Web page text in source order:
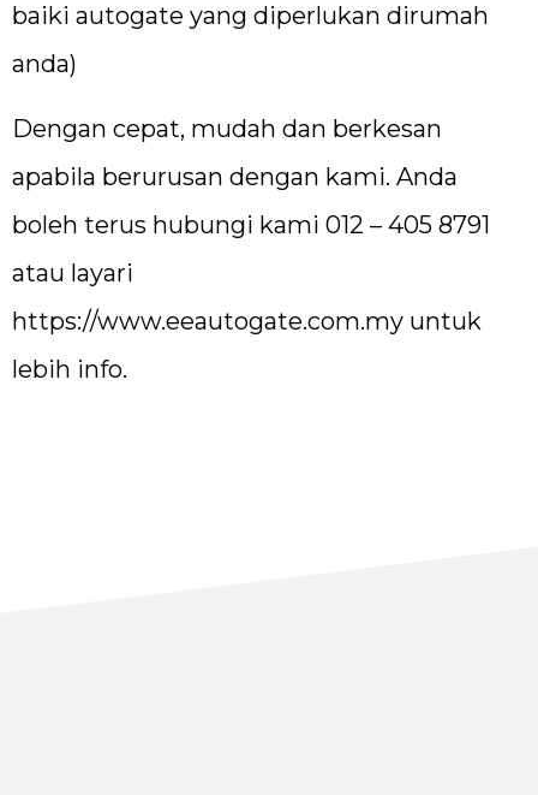
baiki autogate yang diperlukan dirumah
anda)
Dengan cepat, mudah dan berkesan
apabila berurusan dengan kami. Anda
boleh terus hubungi kami 012 – 405 8791
atau layari
https://www.eeautogate.com.my untuk
lebih info.